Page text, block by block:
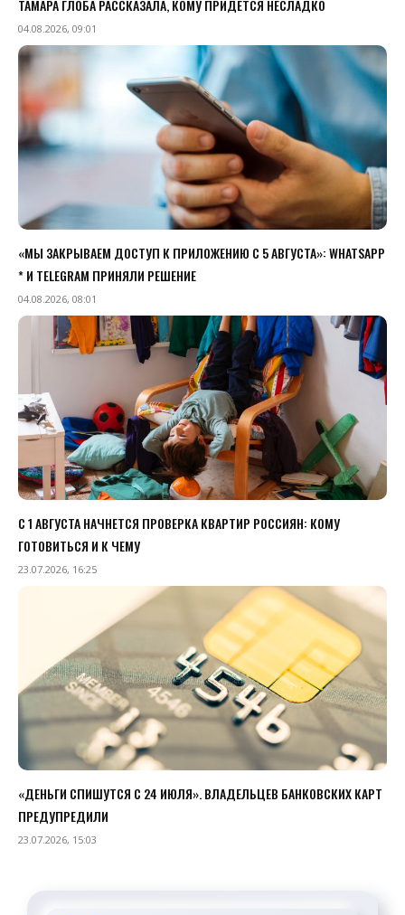
ТАМАРА ГЛОБА РАССКАЗАЛА, КОМУ ПРИДЕТСЯ НЕСЛАДКО
04.08.2026, 09:01
«МЫ ЗАКРЫВАЕМ ДОСТУП К ПРИЛОЖЕНИЮ C 5 АВГУСТА»: WHATSAPP
* И TELEGRAM ПРИНЯЛИ РЕШЕНИЕ
04.08.2026, 08:01
С 1 АВГУСТА НАЧНЕТСЯ ПРОВЕРКА КВАРТИР РОССИЯН: КОМУ
ГОТОВИТЬСЯ И К ЧЕМУ
23.07.2026, 16:25
«ДЕНЬГИ СПИШУТСЯ С 24 ИЮЛЯ». ВЛАДЕЛЬЦЕВ БАНКОВСКИХ КАРТ
ПРЕДУПРЕДИЛИ
23.07.2026, 15:03